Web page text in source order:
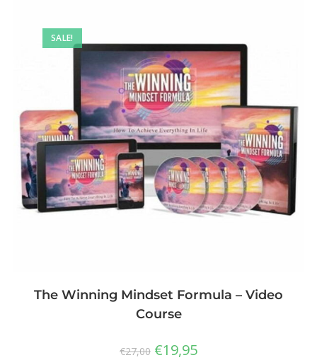
SALE!
The Winning Mindset Formula – Video
Course
€27,00 €19,95